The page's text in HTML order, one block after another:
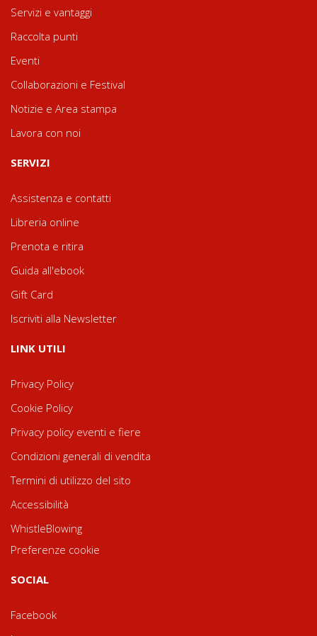
Servizi e vantaggi
Raccolta punti
Eventi
Collaborazioni e Festival
Notizie e Area stampa
Lavora con noi
SERVIZI
Assistenza e contatti
Libreria online
Prenota e ritira
Guida all'ebook
Gift Card
Iscriviti alla Newsletter
LINK UTILI
Privacy Policy
Cookie Policy
Privacy policy eventi e fiere
Condizioni generali di vendita
Termini di utilizzo del sito
Accessibilità
WhistleBlowing
Preferenze cookie
SOCIAL
Facebook